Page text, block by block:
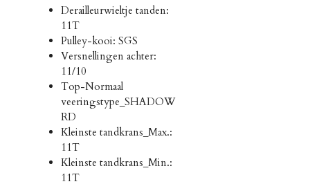
Derailleurwieltje tanden:
11T
Pulley-kooi: SGS
Versnellingen achter:
11/10
Top-Normaal
veeringstype_SHADOW
RD
Kleinste tandkrans_Max.:
11T
Kleinste tandkrans_Min.:
11T